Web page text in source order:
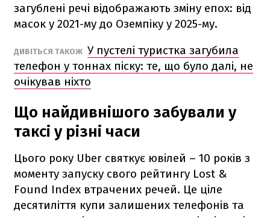
загублені речі відображають зміну епох: від
масок у 2021-му до Оземпіку у 2025-му.
ДИВІТЬСЯ ТАКОЖ У пустелі туристка загубила
телефон у тоннах піску: те, що було далі, не
очікував ніхто
Що найдивнішого забували у
таксі у різні часи
Цього року Uber святкує ювілей – 10 років з
моменту запуску свого рейтингу Lost &
Found Index втрачених речей. Це ціле
десятиліття купи залишених телефонів та